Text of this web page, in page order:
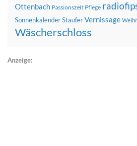
Ottenbach Passionszeit Pflege
SonnenkalenderStauferVernissage
Wäscherschloss
Anzeige: